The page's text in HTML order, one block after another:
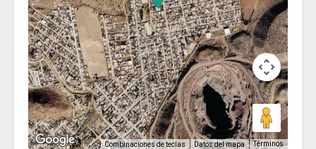
Combinaciones de teclas Datos del mapa Términos